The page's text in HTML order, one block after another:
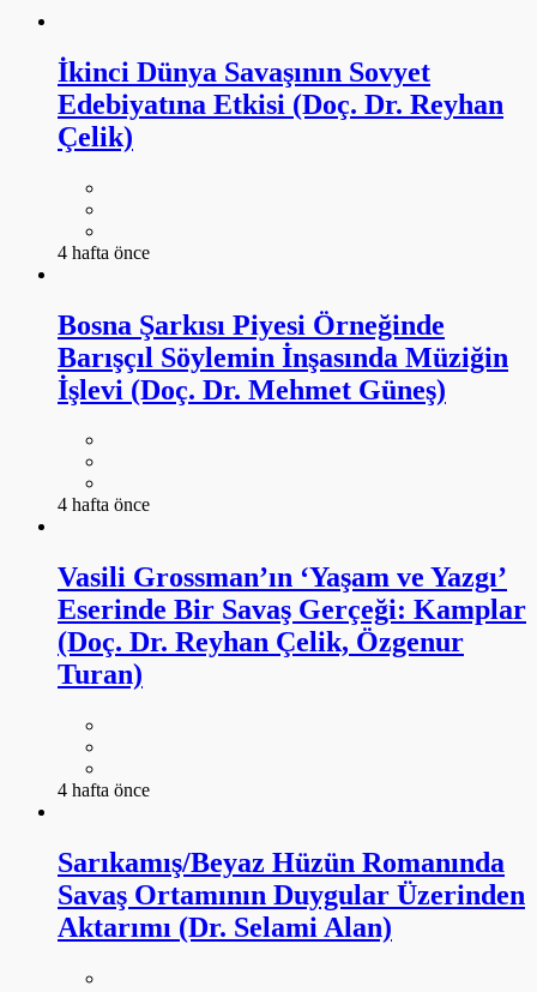
İkinci Dünya Savaşının Sovyet
Edebiyatına Etkisi (Doç. Dr. Reyhan
Çelik)
4 hafta önce
Bosna Şarkısı Piyesi Örneğinde
Barışçıl Söylemin İnşasında Müziğin
İşlevi (Doç. Dr. Mehmet Güneş)
4 hafta önce
Vasili Grossman’ın ‘Yaşam ve Yazgı’
Eserinde Bir Savaş Gerçeği: Kamplar
(Doç. Dr. Reyhan Çelik, Özgenur
Turan)
4 hafta önce
Sarıkamış/Beyaz Hüzün Romanında
Savaş Ortamının Duygular Üzerinden
Aktarımı (Dr. Selami Alan)